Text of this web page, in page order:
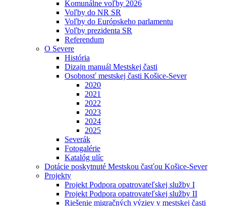
Komunálne voľby 2026
Voľby do NR SR
Voľby do Európskeho parlamentu
Voľby prezidenta SR
Referendum
O Severe
História
Dizajn manuál Mestskej časti
Osobnosť mestskej časti Košice-Sever
2020
2021
2022
2023
2024
2025
Severák
Fotogalérie
Katalóg ulíc
Dotácie poskytnuté Mestskou časťou Košice-Sever
Projekty
Projekt Podpora opatrovateľskej služby I
Projekt Podpora opatrovateľskej služby II
Riešenie migračných výziev v mestskej časti